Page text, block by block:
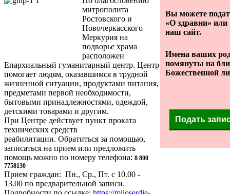
митрополита
Ростовского и
Новочеркасского
Меркурия на
подворье храма
расположен
Епархиальный гуманитарный центр. Центр
помогает людям, оказавшимся в трудной
жизненной ситуации, продуктами питания,
предметами первой необходимости,
бытовыми принадлежностями, одеждой,
детскими товарами и другим.
При Центре действует пункт проката
технических средств
реабилитации. Обратиться за помощью,
записаться на прием или предложить
помощь можно по номеру телефона: 8 800
7758130
Прием граждан: Пн., Ср., Пт. с 10.00 -
13.00 по предварительной записи.
Вы можете
«О здравии» или
наш сайт.
Имена ваших
помянуты на
Божественной
Подать